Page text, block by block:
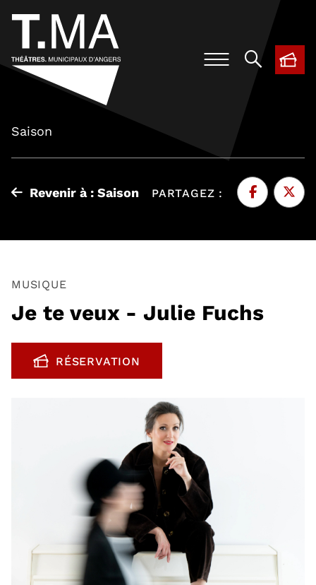
,
Saison
Revenir à : Saison PARTAGEZ :
MUSIQUE
Je te veux - Julie Fuchs
RÉSERVATION
, OUVRE UNE NOUVELLE FENÊTRE